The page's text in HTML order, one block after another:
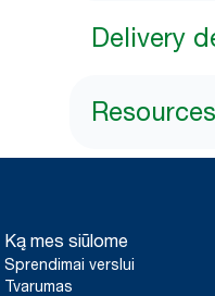
Delivery
Resources
Ką mes siūlome
Sprendimai verslui
Tvarumas